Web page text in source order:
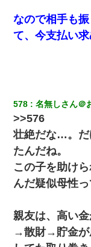
【衝撃】ある工場に
う。会社「仕事がハ
て知ってる？」
姉旦那の友達「ほん
→思わず手を叩いて
この母親は娘の黒
ターリモコンある
時間弱・・・
なので相手も
て、今支払い
578 名無しさん＠
>>576
壮絶だな…。だ
たんだね。
この子を助け
んだ疑似母性っ
親友は、高い
→散財→貯金が